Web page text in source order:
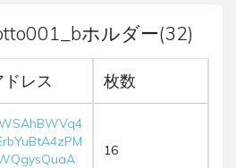
ホルダー(32)
ドレス 枚数
16